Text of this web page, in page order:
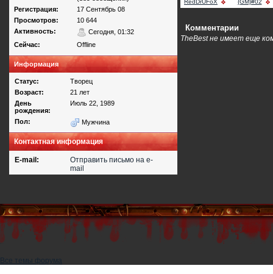
Регистрация:
17 Сентябрь 08
Просмотров:
10 644
Активность:
Сегодня, 01:32
Сейчас:
Offline
Информация
Статус:
Творец
Возраст:
21 лет
День
рождения:
Июль 22, 1989
Пол: Мужчина
Контактная информация
E-mail:
Отправить письмо на e-
mail
RedDrUFoX {GM}#02
Комментарии
TheBest не имеет еще
Все темы форума